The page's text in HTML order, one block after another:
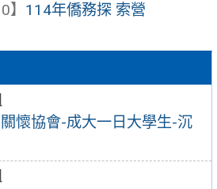
懷協會-成大一日大學生-沉
】 114年僑務探 索營